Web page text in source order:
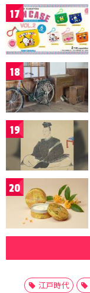
17
18
19
20
江戸時代